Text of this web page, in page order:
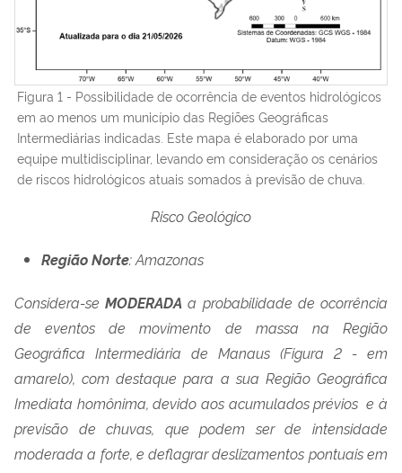
Figura 1 - Possibilidade de ocorrência de eventos hidrológicos
em ao menos um município das Regiões Geográficas
Intermediárias indicadas. Este mapa é elaborado por uma
equipe multidisciplinar, levando em consideração os cenários
de riscos hidrológicos atuais somados à previsão de chuva.
Risco Geológico
Região Norte: Amazonas
Considera-seMODERADA a probabilidade de ocorrência
de eventos de movimento de massa na Região
Geográfica Intermediária de Manaus (Figura 2 - em
amarelo), com destaque para a sua Região Geográfica
Imediata homônima, devido aos acumulados prévios e à
previsão de chuvas, que podem ser de intensidade
moderada a forte, e deflagrar deslizamentos pontuais em